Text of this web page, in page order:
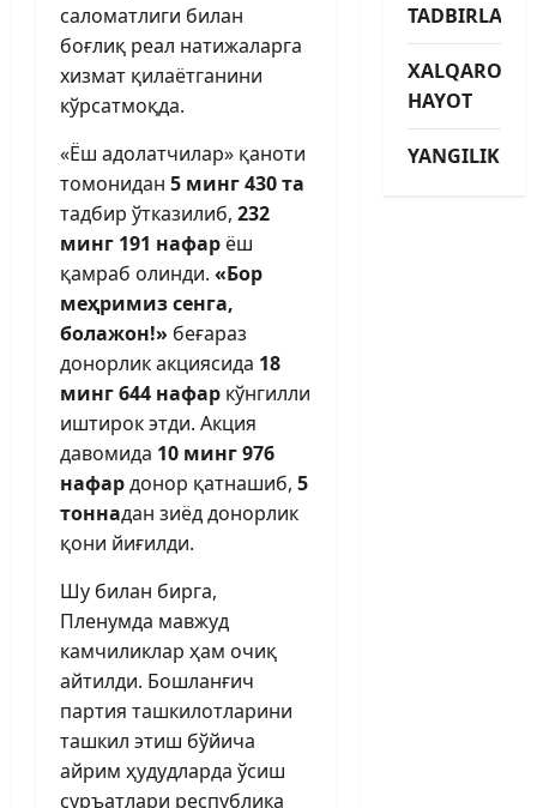
саломатлиги билан
боғлиқ реал натижаларга
хизмат қилаётганини
кўрсатмоқда.
«Ёш адолатчилар» қаноти
томонидан 5 минг 430 та
тадбир ўтказилиб, 232
минг 191 нафар ёш
қамраб олинди. «Бор
меҳримиз сенга,
болажон!» беғараз
донорлик акциясида 18
минг 644 нафар кўнгилли
иштирок этди. Акция
давомида 10 минг 976
нафардонор қатнашиб, 5
тоннадан зиёд донорлик
қони йиғилди.
Шу билан бирга,
Пленумда мавжуд
камчиликлар ҳам очиқ
айтилди. Бош­ланғич
партия ташкилотларини
ташкил этиш бўйича
айрим ҳудудларда ўсиш
суръатлари республика
TADBIRLAR
XALQARO
HAYOT
YANGILIKLAR